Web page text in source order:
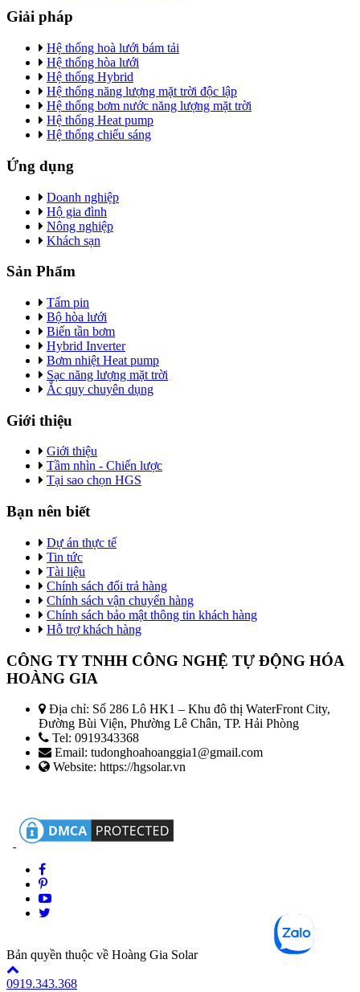
Giải pháp
Hệ thống hoà lưới bám tải
Hệ thống hòa lưới
Hệ thống Hybrid
Hệ thống năng lượng mặt trời độc lập
Hệ thống bơm nước năng lượng mặt trời
Hệ thống Heat pump
Hệ thống chiếu sáng
Ứng dụng
Doanh nghiệp
Hộ gia đình
Nông nghiệp
Khách sạn
Sản Phẩm
Tấm pin
Bộ hòa lưới
Biến tần bơm
Hybrid Inverter
Bơm nhiệt Heat pump
Sạc năng lượng mặt trời
Ắc quy chuyên dụng
Giới thiệu
Giới thiệu
Tầm nhìn - Chiến lược
Tại sao chọn HGS
Bạn nên biết
Dự án thực tế
Tin tức
Tài liệu
Chính sách đổi trả hàng
Chính sách vận chuyển hàng
Chính sách bảo mật thông tin khách hàng
Hỗ trợ khách hàng
CÔNG TY TNHH CÔNG NGHỆ TỰ ĐỘNG HÓA
HOÀNG GIA
Địa chỉ: Số 286 Lô HK1 – Khu đô thị WaterFront City,
Đường Bùi Viện, Phường Lê Chân, TP. Hải Phòng
Tel: 0919343368
Email: tudonghoahoanggia1@gmail.com
Website: https://hgsolar.vn
Bản quyền thuộc về Hoàng Gia Solar
0919.343.368